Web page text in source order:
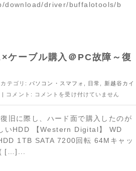
download/driver/buffalotools/b
ケーブル購入＠PC故障～復
テゴリ: パソコン・スマフォ 日常
新越谷カイ
| コメント: コメントを受け付けていません
旧に際し、ハード面で購入したのが
いHDD 【Western Digital】 WD
1TB SATA 7200回転 64Mキャッ
[…]...